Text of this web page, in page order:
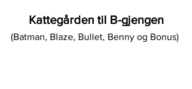
Kattegården til B-gjengen
(Batman, Blaze, Bullet, Benny og Bonus)